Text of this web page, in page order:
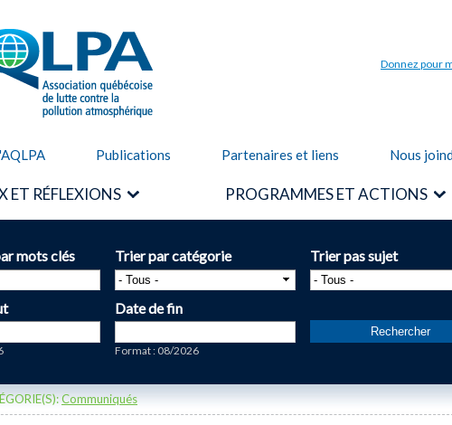
Donnez pour
Publications Partenaires et liens Nous
ET RÉFLEXIONS PROGRAMMES ET ACTIONS
mots clés Trier par catégorie Trier pas sujet
Date de fin
Format : 08/2026
Communiqués